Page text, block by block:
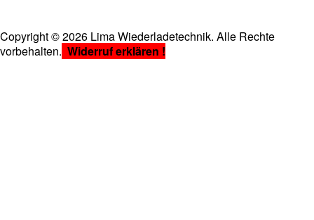
Copyright©2026 Lima Wiederladetechnik. Alle Rechte
vorbehalten. Widerruf erklären !